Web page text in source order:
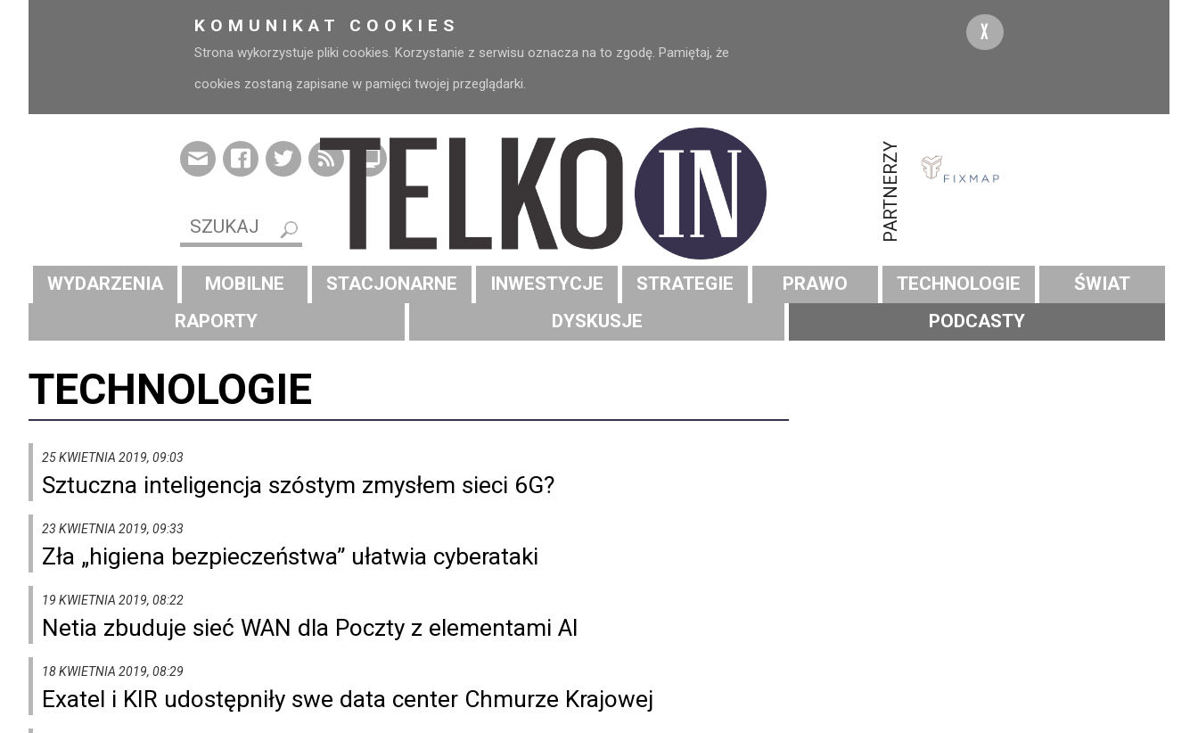
KOMUNIKAT COOKIES
Strona wykorzystuje pliki cookies. Korzystanie z serwisu oznacza na to zgodę. Pamiętaj, że
cookies zostaną zapisane w pamięci twojej przeglądarki.
X
PARTNERZY
WYDARZENIA MOBILNE STACJONARNE INWESTYCJE STRATEGIE PRAWO TECHNOLOGIE
ŚWIAT
RAPORTY
DYSKUSJE PODCASTY
TECHNOLOGIE
25 KWIETNIA 2019, 09:03
Sztuczna inteligencja szóstym zmysłem sieci 6G?
23 KWIETNIA 2019, 09:33
Zła „higiena bezpieczeństwa” ułatwia cyberataki
19 KWIETNIA 2019, 08:22
Netia zbuduje sieć WAN dla Poczty z elementami AI
18 KWIETNIA 2019, 08:29
Exatel i KIR udostępniły swe data center Chmurze Krajowej